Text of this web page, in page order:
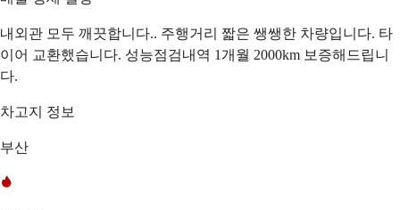
내외관 모두 깨끗합니다.. 주행거리 짧은 쌩쌩한 차량입니다. 타
이어 교환했습니다. 성능점검내역 1개월 2000km 보증해드립니
다.
차고지 정보
부산